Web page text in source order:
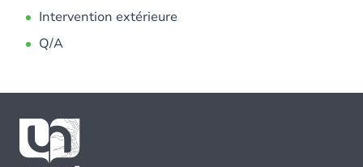
Intervention extérieure
Q/A